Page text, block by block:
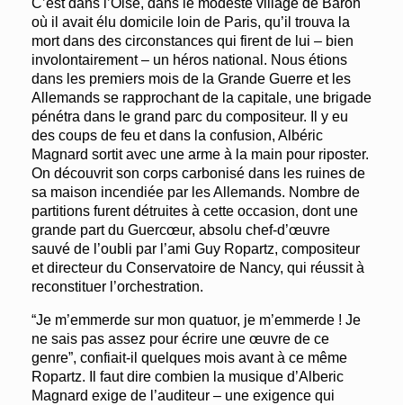
C’est dans l’Oise, dans le modeste village de Baron
où il avait élu domicile loin de Paris, qu’il trouva la
mort dans des circonstances qui firent de lui – bien
involontairement – un héros national. Nous étions
dans les premiers mois de la Grande Guerre et les
Allemands se rapprochant de la capitale, une brigade
pénétra dans le grand parc du compositeur. Il y eu
des coups de feu et dans la confusion, Albéric
Magnard sortit avec une arme à la main pour riposter.
On découvrit son corps carbonisé dans les ruines de
sa maison incendiée par les Allemands. Nombre de
partitions furent détruites à cette occasion, dont une
grande part du Guercœur, absolu chef‑d’œuvre
sauvé de l’oubli par l’ami Guy Ropartz, compositeur
et directeur du Conservatoire de Nancy, qui réussit à
reconstituer l’orchestration.
“Je m’emmerde sur mon quatuor, je m’emmerde ! Je
ne sais pas assez pour écrire une œuvre de ce
genre”, confiait-il quelques mois avant à ce même
Ropartz. Il faut dire combien la musique d’Alberic
Magnard exige de l’auditeur – une exigence qui